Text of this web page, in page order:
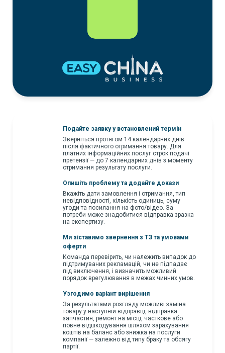
Подайте заявку у встановлений термін
Зверніться протягом 14 календарних днів
після фактичного отримання товару. Для
платних інформаційних послуг строк подачі
претензії — до 7 календарних днів з моменту
отримання результату послуги.
Опишіть проблему та додайте докази
Вкажіть дати замовлення і отримання, тип
невідповідності, кількість одиниць, суму
угоди та посилання на фото/відео. За
потреби може знадобитися відправка зразка
на експертизу.
Ми зіставимо звернення з ТЗ та умовами
оферти
Команда перевірить, чи належить випадок до
підтримуваних рекламацій, чи не підпадає
під виключення, і визначить можливий
порядок врегулювання в межах чинних умов.
Узгодимо варіант вирішення
За результатами розгляду можливі заміна
товару у наступній відправці, відправка
запчастин, ремонт на місці, часткове або
повне відшкодування шляхом зарахування
коштів на баланс або знижка на послуги
компанії — залежно від типу браку та обсягу
партії.